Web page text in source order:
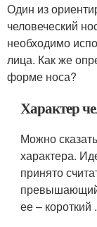
Один из
человеческий
необходимо
лица. Как же
форме носа?
Характер
Можно
характера.
принято
превышающий
ее – короткий .